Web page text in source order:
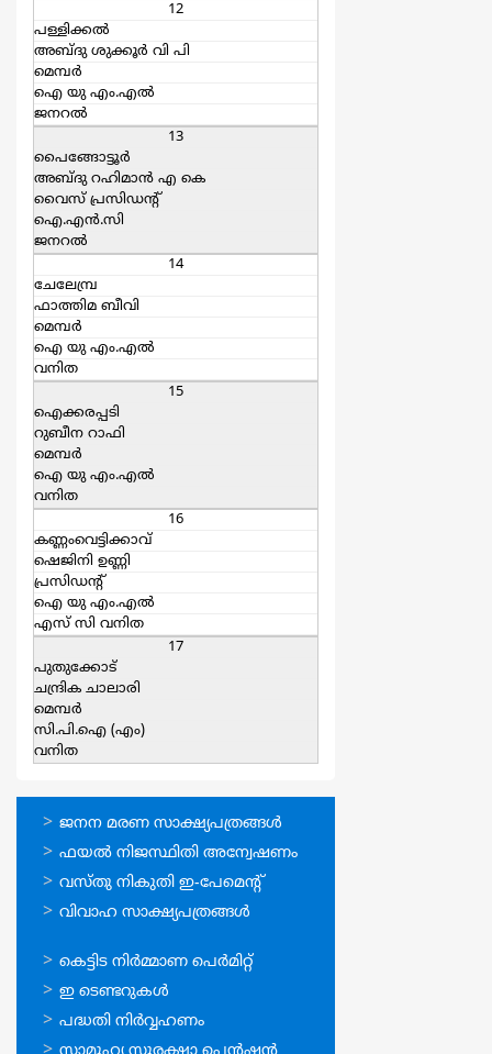
12
പള്ളിക്കല്‍
അബ്ദു ശുക്കൂര്‍ വി പി
മെമ്പര്‍
ഐ യു എം.എല്‍
ജനറല്‍
13
പൈങ്ങോട്ടൂര്‍
അബ്ദു റഹിമാന്‍ എ കെ
വൈസ് പ്രസിഡന്റ്‌
ഐ.എന്‍.സി
ജനറല്‍
14
ചേലേമ്പ്ര
ഫാത്തിമ ബീവി
മെമ്പര്‍
ഐ യു എം.എല്‍
വനിത
15
ഐക്കരപ്പടി
റുബീന റാഫി
മെമ്പര്‍
ഐ യു എം.എല്‍
വനിത
16
കണ്ണംവെട്ടിക്കാവ്
ഷെജിനി ഉണ്ണി
പ്രസിഡന്റ്
ഐ യു എം.എല്‍
എസ്‌ സി വനിത
17
പുതുക്കോട്
ചന്ദ്രിക ചാലാരി
മെമ്പര്‍
സി.പി.ഐ (എം)
വനിത
ഓണ്‍ലൈന്‍
സേവനങ്ങള്‍
ജനന മരണ സാക്ഷ്യപത്രങ്ങള്‍
ഫയല്‍ നിജസ്ഥിതി അന്വേഷണം
വസ്തു നികുതി ഇ-പേമെന്റ്
വിവാഹ സാക്ഷ്യപത്രങ്ങള്‍
ഓണ്‍ലൈന്‍
സേവനങ്ങള്‍
കെട്ടിട നിര്‍മ്മാണ പെര്‍മിറ്റ്‌
ഇ ടെണ്ടറുകള്‍
പദ്ധതി നിര്‍വ്വഹണം